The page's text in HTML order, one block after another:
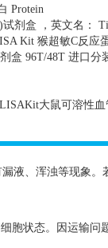
Protein
试剂盒 ，英文名：
Kit 猴超敏C反应
盒 96T/48T 进口分
大鼠可溶性
液、浑浊等现象
胞状态。因运输